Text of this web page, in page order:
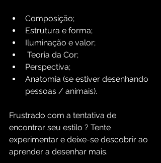
Composição;
Estrutura e forma;
Iluminação e valor;
Teoria da Cor;
Perspectiva;
Anatomia (se estiver desenhando
pessoas / animais).
Frustrado com a tentativa de
encontrar seu estilo ? Tente
experimentar e deixe-se descobrir ao
aprender a desenhar mais.